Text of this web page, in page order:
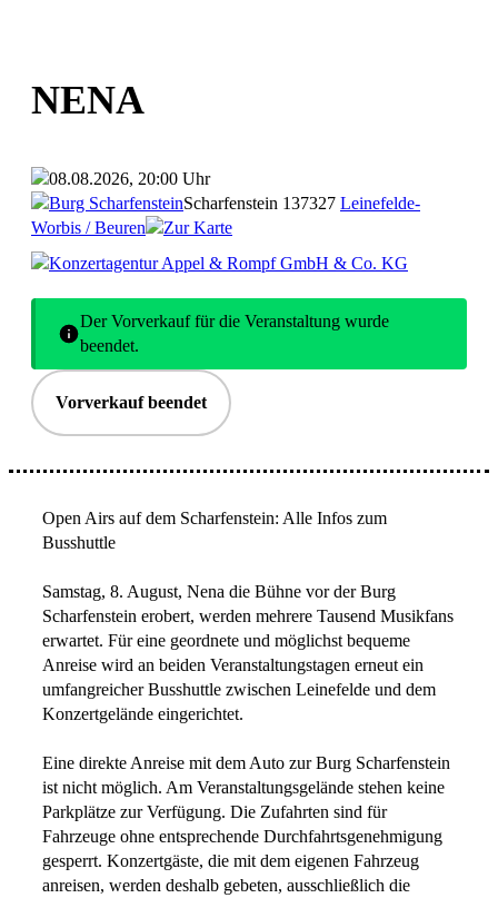
NENA
08.08.2026, 20:00 Uhr
Burg ScharfensteinScharfenstein 137327 Leinefelde-
Worbis / Beuren
Zur Karte
Konzertagentur Appel & Rompf GmbH & Co. KG
Der Vorverkauf für die Veranstaltung wurde
beendet.
Vorverkauf beendet
Open Airs auf dem Scharfenstein: Alle Infos zum
Busshuttle
Samstag, 8. August, Nena die Bühne vor der Burg
Scharfenstein erobert, werden mehrere Tausend Musikfans
erwartet. Für eine geordnete und möglichst bequeme
Anreise wird an beiden Veranstaltungstagen erneut ein
umfangreicher Busshuttle zwischen Leinefelde und dem
Konzertgelände eingerichtet.
Eine direkte Anreise mit dem Auto zur Burg Scharfenstein
ist nicht möglich. Am Veranstaltungsgelände stehen keine
Parkplätze zur Verfügung. Die Zufahrten sind für
Fahrzeuge ohne entsprechende Durchfahrtsgenehmigung
gesperrt. Konzertgäste, die mit dem eigenen Fahrzeug
anreisen, werden deshalb gebeten, ausschließlich die